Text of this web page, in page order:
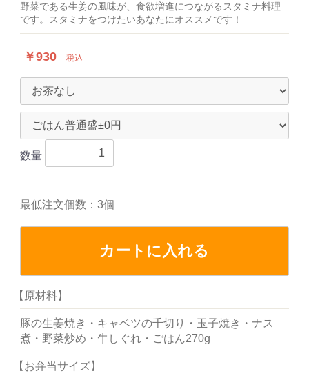
野菜である生姜の風味が、食欲増進につながるスタミナ料理
です。スタミナをつけたいあなたにオススメです！
￥930 税込
数量
最低注文個数：3個
カートに入れる
【原材料】
豚の生姜焼き・キャベツの千切り・玉子焼き・ナス
煮・野菜炒め・牛しぐれ・ごはん270g
【お弁当サイズ】